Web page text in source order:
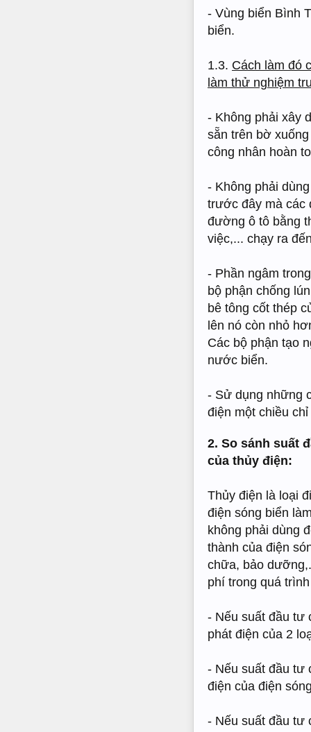
- Vùng biển Bình
biển.
1.3. Cách làm đó
làm thử nghiệm
- Không phải xây
sẵn trên bờ
công nhân hoàn
- Không phải
trước đây mà các
đường ô tô bằng
việc,... chạy ra
- Phần ngâm
bộ phận chống
bê tông cốt thép
lên nó còn nhỏ
Các bộ phận tạo
nước biển.
- Sử dụng những
điện một chiều
2. So sánh suất
của thủy điện:
Thủy điện là loại
điện sóng biển
không phải dùng
thành của điện
chữa, bảo
phí trong quá
- Nếu suất đầu tư
phát điện của 2
- Nếu suất đầu tư
điện của điện
- Nếu suất đầu tư